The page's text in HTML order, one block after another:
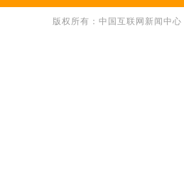
版权所有：中国互联网新闻中心